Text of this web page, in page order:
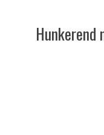
Hunkerend